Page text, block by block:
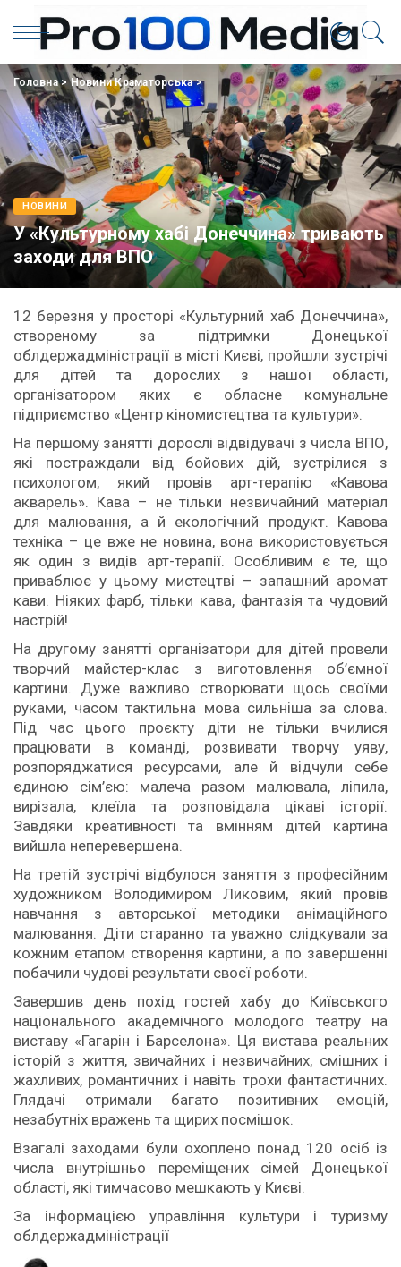
Головна>Новини Краматорська>
НОВИНИ
У «Культурному хабі Донеччина» тривають
заходи для ВПО
12 березня у просторі «Культурний хаб Донеччина»,
створеному за підтримки Донецької
облдержадміністрації в місті Києві, пройшли зустрічі
для дітей та дорослих з нашої області,
організатором яких є обласне комунальне
підприємство «Центр кіномистецтва та культури».
На першому занятті дорослі відвідувачі з числа ВПО,
які постраждали від бойових дій, зустрілися з
психологом, який провів арт-терапію «Кавова
акварель». Кава – не тільки незвичайний матеріал
для малювання, а й екологічний продукт. Кавова
техніка – це вже не новина, вона використовується
як один з видів арт-терапії. Особливим є те, що
приваблює у цьому мистецтві – запашний аромат
кави. Ніяких фарб, тільки кава, фантазія та чудовий
настрій!
На другому занятті організатори для дітей провели
творчий майстер-клас з виготовлення об’ємної
картини. Дуже важливо створювати щось своїми
руками, часом тактильна мова сильніша за слова.
Під час цього проєкту діти не тільки вчилися
працювати в команді, розвивати творчу уяву,
розпоряджатися ресурсами, але й відчули себе
єдиною сім’єю: малеча разом малювала, ліпила,
вирізала, клеїла та розповідала цікаві історії.
Завдяки креативності та вмінням дітей картина
вийшла неперевершена.
На третій зустрічі відбулося заняття з професійним
художником Володимиром Ликовим, який провів
навчання з авторської методики анімаційного
малювання. Діти старанно та уважно слідкували за
кожним етапом створення картини, а по завершенні
побачили чудові результати своєї роботи.
Завершив день похід гостей хабу до Київського
національного академічного молодого театру на
виставу «Гагарін і Барселона». Ця вистава реальних
історій з життя, звичайних і незвичайних, смішних і
жахливих, романтичних і навіть трохи фантастичних.
Глядачі отримали багато позитивних емоцій,
незабутніх вражень та щирих посмішок.
Взагалі заходами були охоплено понад 120 осіб із
числа внутрішньо переміщених сімей Донецької
області, які тимчасово мешкають у Києві.
За інформацією управління культури і туризму
облдержадміністрації